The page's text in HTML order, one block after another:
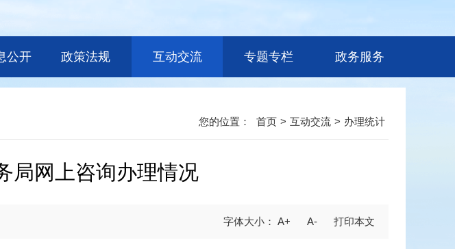
公开 政策法规 互动交流 专题专栏 政务服务
首页 > 互动交流 > 办理统计
局网上咨询办理情况
A+ A-